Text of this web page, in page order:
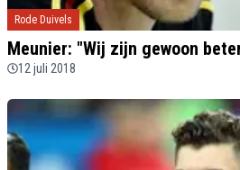
Rode Duivels
Meunier: "Wij zijn gewoon
12 juli 2018